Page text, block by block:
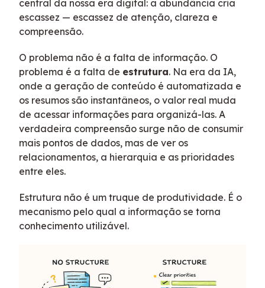
central da nossa era digital: a abundância cria
escassez — escassez de atenção, clareza e
compreensão.
O problema não é a falta de informação. O
problema é a falta de estrutura. Na era da IA,
onde a geração de conteúdo é automatizada e
os resumos são instantâneos, o valor real muda
de acessar informações para organizá-las. A
verdadeira compreensão surge não de consumir
mais pontos de dados, mas de ver os
relacionamentos, a hierarquia e as prioridades
entre eles.
Estrutura não é um truque de produtividade. É o
mecanismo pelo qual a informação se torna
conhecimento utilizável.